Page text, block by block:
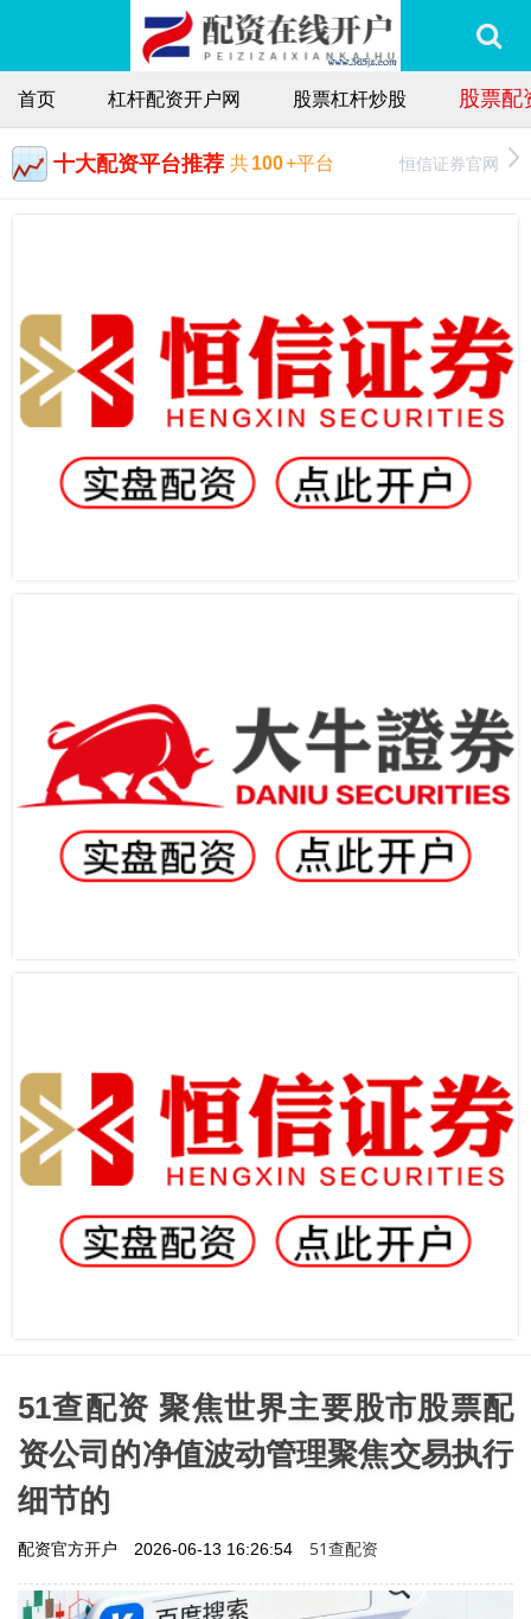
首页 杠杆配资开户网 股票杠杆炒股 股票配
十大配资平台推荐 共100+平台 恒信证券官网
51查配资 聚焦世界主要股市股票配
资公司的净值波动管理聚焦交易执行
细节的
配资官方开户 2026-06-13 16:26:54 51查配资